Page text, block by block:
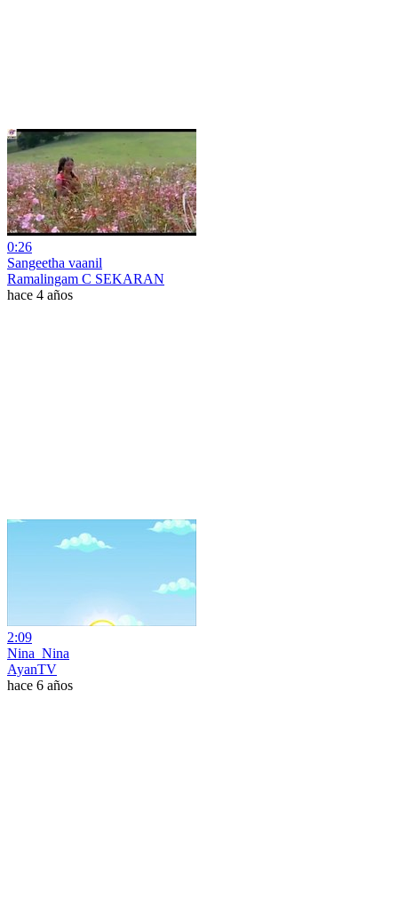
0:26
Sangeetha vaanil
Ramalingam C SEKARAN
hace 4 años
2:09
Nina_Nina
AyanTV
hace 6 años